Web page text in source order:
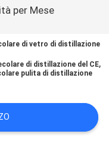
per Mese
di vetro di distillazione
di distillazione del CE,
pulita di distillazione